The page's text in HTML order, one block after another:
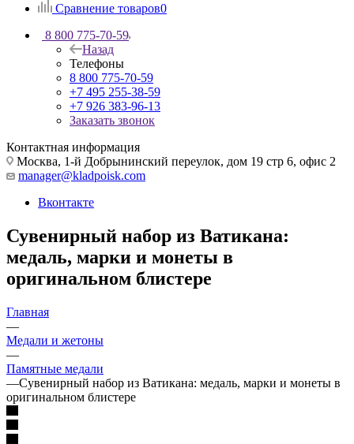
Сравнение товаров0
8 800 775-70-59
Назад
Телефоны
8 800 775-70-59
+7 495 255-38-59
+7 926 383-96-13
Заказать звонок
Контактная информация
Москва, 1-й Добрынинский переулок, дом 19 стр 6, офис 2
manager@kladpoisk.com
Вконтакте
Сувенирный набор из Ватикана:
медаль, марки и монеты в
оригинальном блистере
Главная
—
Медали и жетоны
—
Памятные медали
—Сувенирный набор из Ватикана: медаль, марки и монеты в
оригинальном блистере